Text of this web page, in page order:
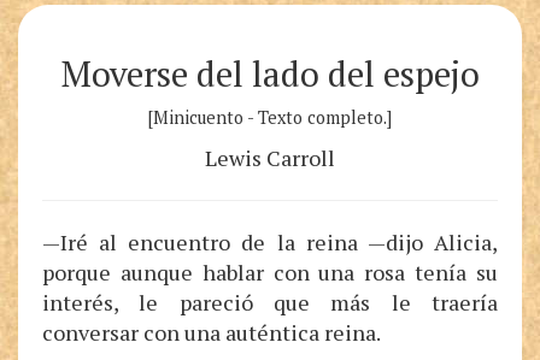
Moverse del lado del espejo
[Minicuento - Texto completo.]
Lewis Carroll
—Iré al encuentro de la reina —dijo Alicia,
porque aunque hablar con una rosa tenía su
interés, le pareció que más le traería
conversar con una auténtica reina.